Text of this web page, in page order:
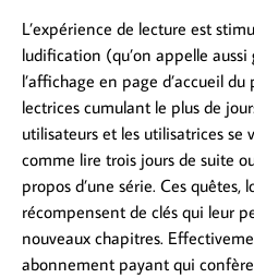
L’expérience de lecture est
ludification (qu’on appelle
l’affichage en page d’accueil
lectrices cumulant le plus de
utilisateurs et les utilisatrices se
comme lire trois jours de suite
propos d’une série. Ces quêtes,
récompensent de clés qui leur
nouveaux chapitres.
abonnement payant qui